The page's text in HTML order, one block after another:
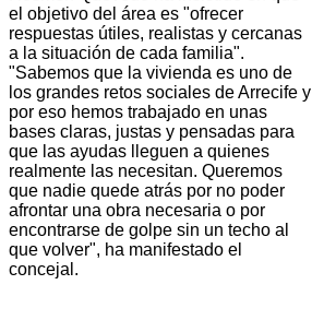
el objetivo del área es "ofrecer
respuestas útiles, realistas y cercanas
a la situación de cada familia".
"Sabemos que la vivienda es uno de
los grandes retos sociales de Arrecife y
por eso hemos trabajado en unas
bases claras, justas y pensadas para
que las ayudas lleguen a quienes
realmente las necesitan. Queremos
que nadie quede atrás por no poder
afrontar una obra necesaria o por
encontrarse de golpe sin un techo al
que volver", ha manifestado el
concejal.